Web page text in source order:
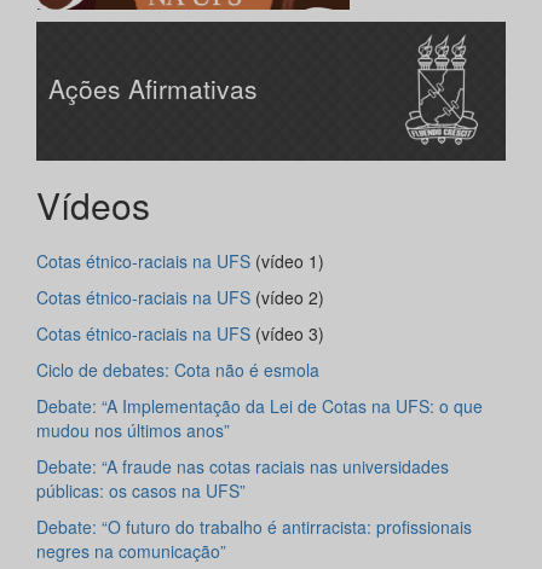
Ações Afirmativas
Vídeos
Cotas étnico-raciais na UFS (vídeo 1)
Cotas étnico-raciais na UFS (vídeo 2)
Cotas étnico-raciais na UFS (vídeo 3)
Ciclo de debates: Cota não é esmola
Debate: “A Implementação da Lei de Cotas na UFS: o que
mudou nos últimos anos”
Debate: “A fraude nas cotas raciais nas universidades
públicas: os casos na UFS”
Debate: “O futuro do trabalho é antirracista: profissionais
negres na comunicação”